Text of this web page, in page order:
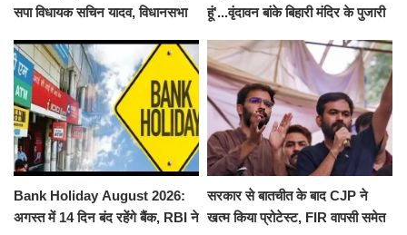
सपा विधायक सचिन यादव, विधानसभा
निलंबित
हूं'...वृंदावन बांके बिहारी मंदिर के पुजारी
जलाभिषेक
Bank Holiday August 2026:
अगस्त में 14 दिन बंद रहेंगे बैंक, RBI ने
सरकार से बातचीत के बाद CJP ने
खत्म किया प्रोटेस्ट, FIR वापसी समेत